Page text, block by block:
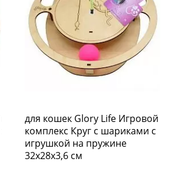
для кошек Glory Life Игровой
комплекс Круг с шариками c
игрушкой на пружине
32х28х3,6 см